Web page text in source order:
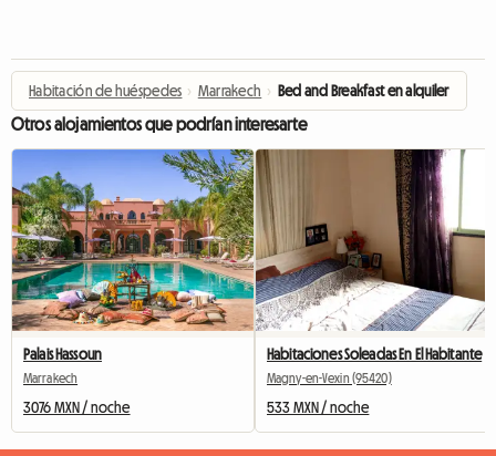
Habitación de huéspedes › Marrakech › Bed and Breakfast en alquiler
Otros alojamientos que podrían interesarte
Palais Hassoun
Marrakech
3076 MXN / noche
Habitaciones Soleadas En El Habitante
Magny-en-Vexin (95420)
533 MXN / noche